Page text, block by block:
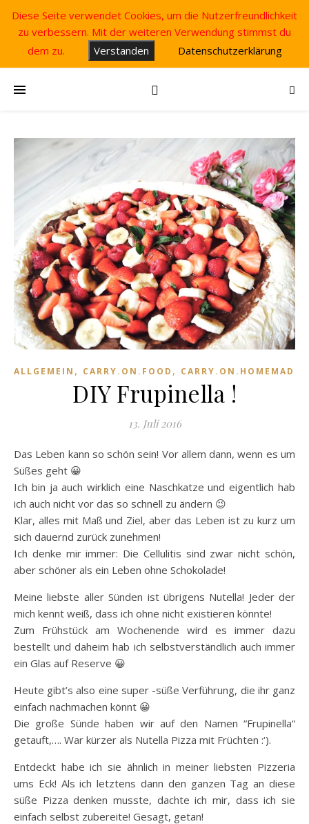
ALLGEMEIN , CARRY.ON.FOOD , CARRY.ON.HOMEMADE
DIY Frupinella !
13. Juli 2016
Das Leben kann so schön sein! Vor allem dann, wenn es um
Süßes geht 😀
Ich bin ja auch wirklich eine Naschkatze und eigentlich hab
ich auch nicht vor das so schnell zu ändern 😉
Klar, alles mit Maß und Ziel, aber das Leben ist zu kurz um
sich dauernd zurück zunehmen!
Ich denke mir immer: Die Cellulitis sind zwar nicht schön,
aber schöner als ein Leben ohne Schokolade!
Meine liebste aller Sünden ist übrigens Nutella! Jeder der
mich kennt weiß, dass ich ohne nicht existieren könnte!
Zum Frühstück am Wochenende wird es immer dazu
bestellt und daheim hab ich selbstverständlich auch immer
ein Glas auf Reserve 😀
Heute gibt’s also eine super -süße Verführung, die ihr ganz
einfach nachmachen könnt 😀
Die große Sünde haben wir auf den Namen “Frupinella“
getauft,…. War kürzer als Nutella Pizza mit Früchten :‘).
Entdeckt habe ich sie ähnlich in meiner liebsten Pizzeria
ums Eck! Als ich letztens dann den ganzen Tag an diese
süße Pizza denken musste, dachte ich mir, dass ich sie
einfach selbst zubereite! Gesagt, getan!
Diese Seite verwendet Cookies, um die Nutzerfreundlichkeit
zu verbessern. Mit der weiteren Verwendung stimmst du
dem zu.
Verstanden Datenschutzerklärung